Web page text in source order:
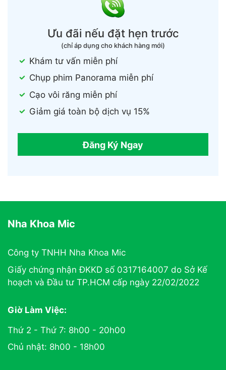
Ưu đãi nếu đặt hẹn trước
(chỉ áp dụng cho khách hàng mới)
Khám tư vấn miễn phí
Chụp phim Panorama miễn phí
Cạo vôi răng miễn phí
Giảm giá toàn bộ dịch vụ 15%
Đăng Ký Ngay
Nha Khoa Mic
Công ty TNHH Nha Khoa Mic
Giấy chứng nhận ĐKKD số 0317164007 do Sở Kế
hoạch và Đầu tư TP.HCM cấp ngày 22/02/2022
Giờ Làm Việc:
Thứ 2 - Thứ 7: 8h00 - 20h00
Chủ nhật: 8h00 - 18h00